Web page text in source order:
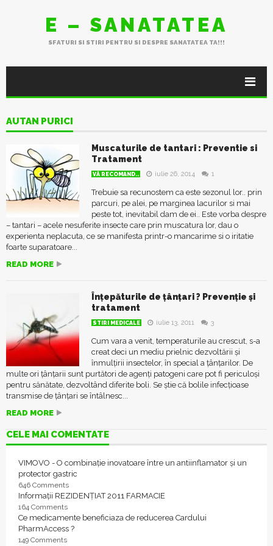
E – SANATATEA
SFATURI SI STIRI PENTRU SI DESPRE SANATATEA TA!!!
AUTAN PURICI
Muscaturile de tantari : Preventie si
Tratament
VĂ RECOMAND.. iulie 26, 2014 1
Trebuie sa recunostem ca este sezonul lor.. prin
parcuri, pe alei, pe marginea lacurilor si mai
peste tot, inevitabil dam de ei.. Este vorba despre
– tantari – acele nesuferite insecte care prin muscatura lor, dau o
experienta neplacuta, ce se manifesta printr-o mancarime si o iritatie
foarte suparatoare...
READ MORE
Înțepăturile de țânțari ? Prevenție și
tratament
STIRI MEDICALE iulie 13, 2011 3
Cum vara a venit, temperaturile au crescut, s-a
creat deci un mediu prielnic dezvoltării și
înmulțirii insectelor, în special a țânțarilor. De
multe ori țânțarii sunt purtători de agenți patogeni care pot fi periculoși
pentru sănătate, dezvoltând diferite boli. Se știe că bolile infecţioase
transmise de ţânţari se întâlnesc...
READ MORE
CELE MAI COMENTATE
VIMOVO - O combinație inovatoare între un antiinflamator și un
protector gastric
646 Comments
Informații REZIDENȚIAT 2011 FARMACIE
164 Comments
Ce medicamente beneficiaza de reducerea Cardului
PharmAccess ?
149 Comments